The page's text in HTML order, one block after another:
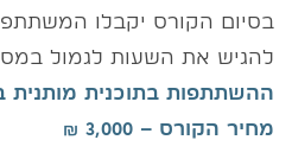
בסיום הקורס יקבלו
להגיש את השעות לגמול
ההשתתפות בתוכנית מותנית
מחיר הקורס – 3,000 ₪